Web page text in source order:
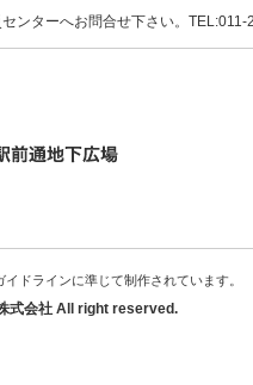
ンターへお問合せ下さい。
ドラインに準じて制作されています。
式会社 All right reserved.